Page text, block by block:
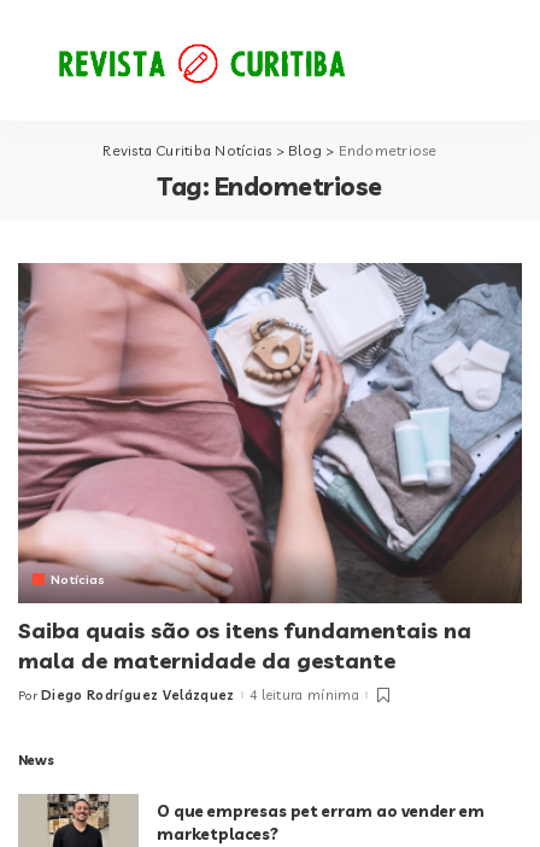
Revista Curitiba Notícias > Blog > Endometriose
Tag: Endometriose
Notícias
Saiba quais são os itens fundamentais na
mala de maternidade da gestante
Posted
Por Diego Rodríguez Velázquez 4 leitura mínima
News
O que empresas pet erram ao vender em
marketplaces?